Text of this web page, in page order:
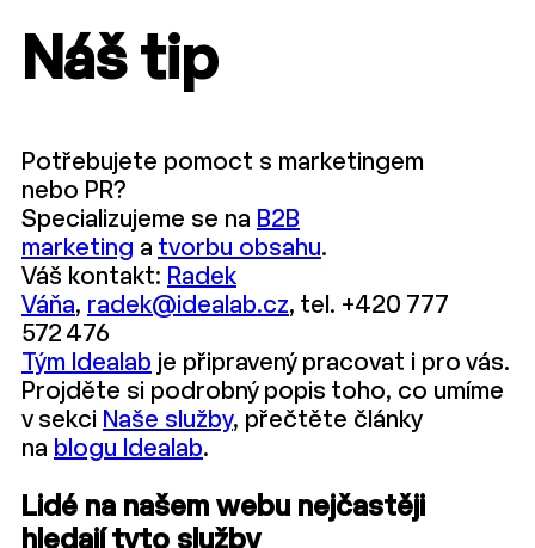
Náš tip
Potřebujete pomoct s marketingem
nebo PR?
Specializujeme se na B2B
marketing a tvorbu obsahu.
Váš kontakt: Radek
Váňa, radek@idealab.cz, tel. +420 777
572 476
Tým Idealab je připravený pracovat i pro vás.
Projděte si podrobný popis toho, co umíme
v sekci Naše služby, přečtěte články
na blogu Idealab.
Lidé na našem webu nejčastěji
hledají tyto služby